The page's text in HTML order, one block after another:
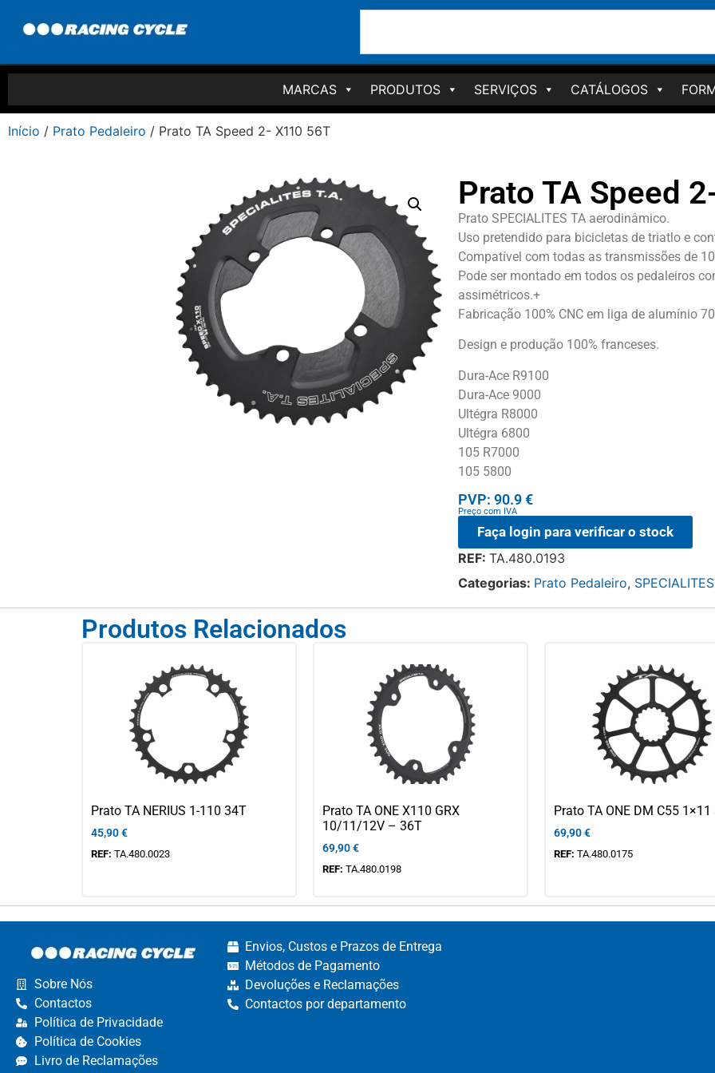
MARCAS PRODUTOS SERVIÇOS CATÁLOGOS
Início / Prato Pedaleiro / Prato TA Speed 2- X110 56T
Prato TA Speed
Prato SPECIALITES TA aerodinâmico.
Uso pretendido para bicicletas de triatlo e
Compatível com todas as transmissões de
Pode ser montado em todos os pedaleiros
assimétricos.+
Fabricação 100% CNC em liga de alumínio
Design e produção 100% franceses.
Dura-Ace R9100
Dura-Ace 9000
Ultégra R8000
Ultégra 6800
105 R7000
105 5800
PVP: 90.9 €
Preço com IVA
Faça login para verificar o stock
REF: TA.480.0193
Categorias: Prato Pedaleiro,
Produtos Relacionados
Prato TA NERIUS 1-110 34T
45,90€
REF: TA.480.0023
Prato TA ONE X110 GRX
10/11/12V – 36T
69,90€
REF: TA.480.0198
Prato TA ONE DM C55 1×11
69,90€
REF: TA.480.0175
Sobre Nós
Contactos
Política de Privacidade
Política de Cookies
Livro de Reclamações
Envios, Custos e Prazos de Entrega
Métodos de Pagamento​
Devoluções e Reclamações​
Contactos por departamento​